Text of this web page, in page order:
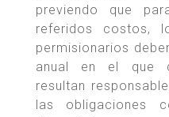
previendo que
referidos costos,
permisionarios
anual en el que
resultan
las obligaciones